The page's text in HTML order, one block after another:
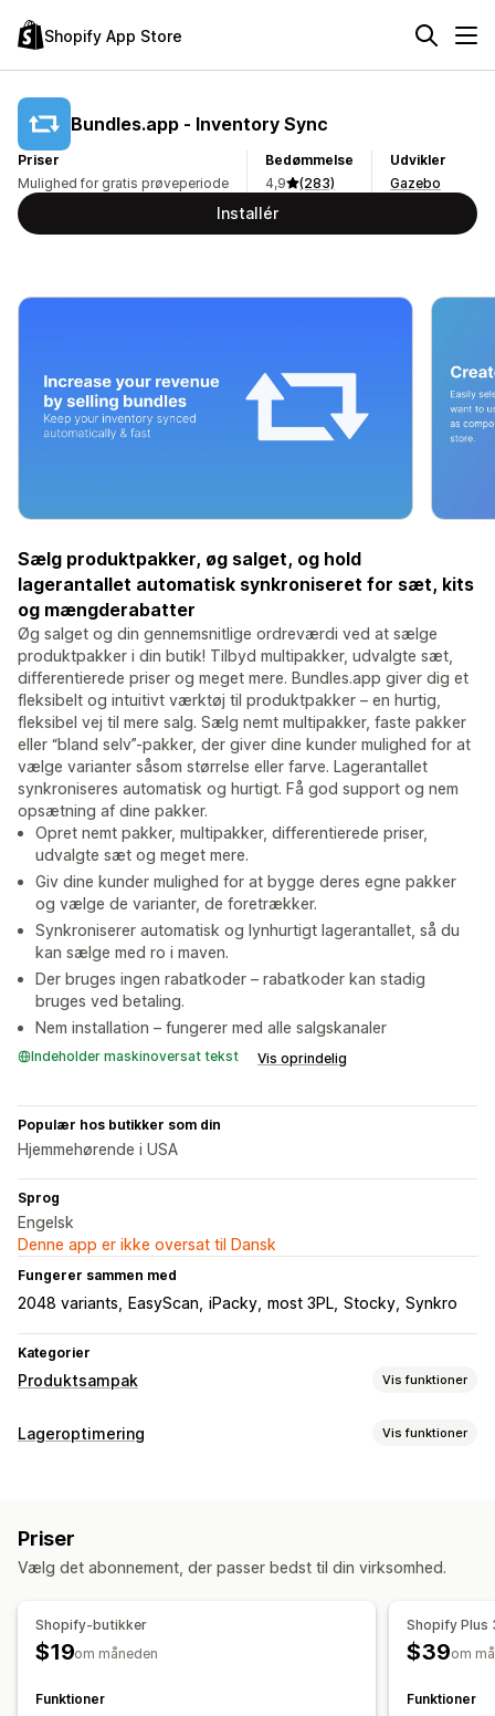
Shopify App Store
Bundles.app ‑ Inventory Sync
Priser
Mulighed for gratis prøveperiode
Bedømmelse
4,9
(283)
Udvikler
Gazebo
Installér
Sælg produktpakker, øg salget, og hold
lagerantallet automatisk synkroniseret for sæt, kits
og mængderabatter
Øg salget og din gennemsnitlige ordreværdi ved at sælge
produktpakker i din butik! Tilbyd multipakker, udvalgte sæt,
differentierede priser og meget mere. Bundles.app giver dig et
fleksibelt og intuitivt værktøj til produktpakker – en hurtig,
fleksibel vej til mere salg. Sælg nemt multipakker, faste pakker
eller “bland selv”-pakker, der giver dine kunder mulighed for at
vælge varianter såsom størrelse eller farve. Lagerantallet
synkroniseres automatisk og hurtigt. Få god support og nem
opsætning af dine pakker.
Opret nemt pakker, multipakker, differentierede priser,
udvalgte sæt og meget mere.
Giv dine kunder mulighed for at bygge deres egne pakker
og vælge de varianter, de foretrækker.
Synkroniserer automatisk og lynhurtigt lagerantallet, så du
kan sælge med ro i maven.
Der bruges ingen rabatkoder – rabatkoder kan stadig
bruges ved betaling.
Nem installation – fungerer med alle salgskanaler
Indeholder maskinoversat tekst Vis oprindelig
Populær hos butikker som din
Hjemmehørende i USA
Sprog
Engelsk
Denne app er ikke oversat til Dansk
Fungerer sammen med
2048 variants EasyScan iPacky most 3PL Stocky Synkro
Kategorier
Produktsampak Vis funktioner
Pakketyper
Fysiske produkter
Faste priser
Differentieret prissætning
Antalsbegrænsning
Massepriser
Lageroptimering Vis funktioner
Opdateringer i realtid
Priser
Vælg det abonnement, der passer bedst til din virksomhed.
Shopify-butikker
$19om måneden
Funktioner
Shopify Plus
$39om
Funktioner